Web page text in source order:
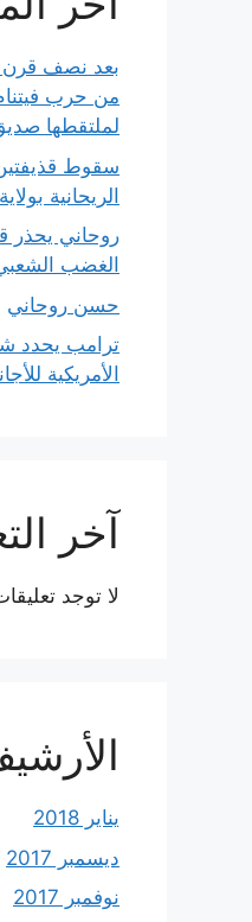
بعد نصف
من حرب
لملتقطها
سقوط
الريحانية
روحاني يحذر
الغضب
حسن روحاني
ترامب يحدد
الأمريكية
آخر
لا توجد
يناير 2018
ديسمبر 2017
نوفمبر 2017